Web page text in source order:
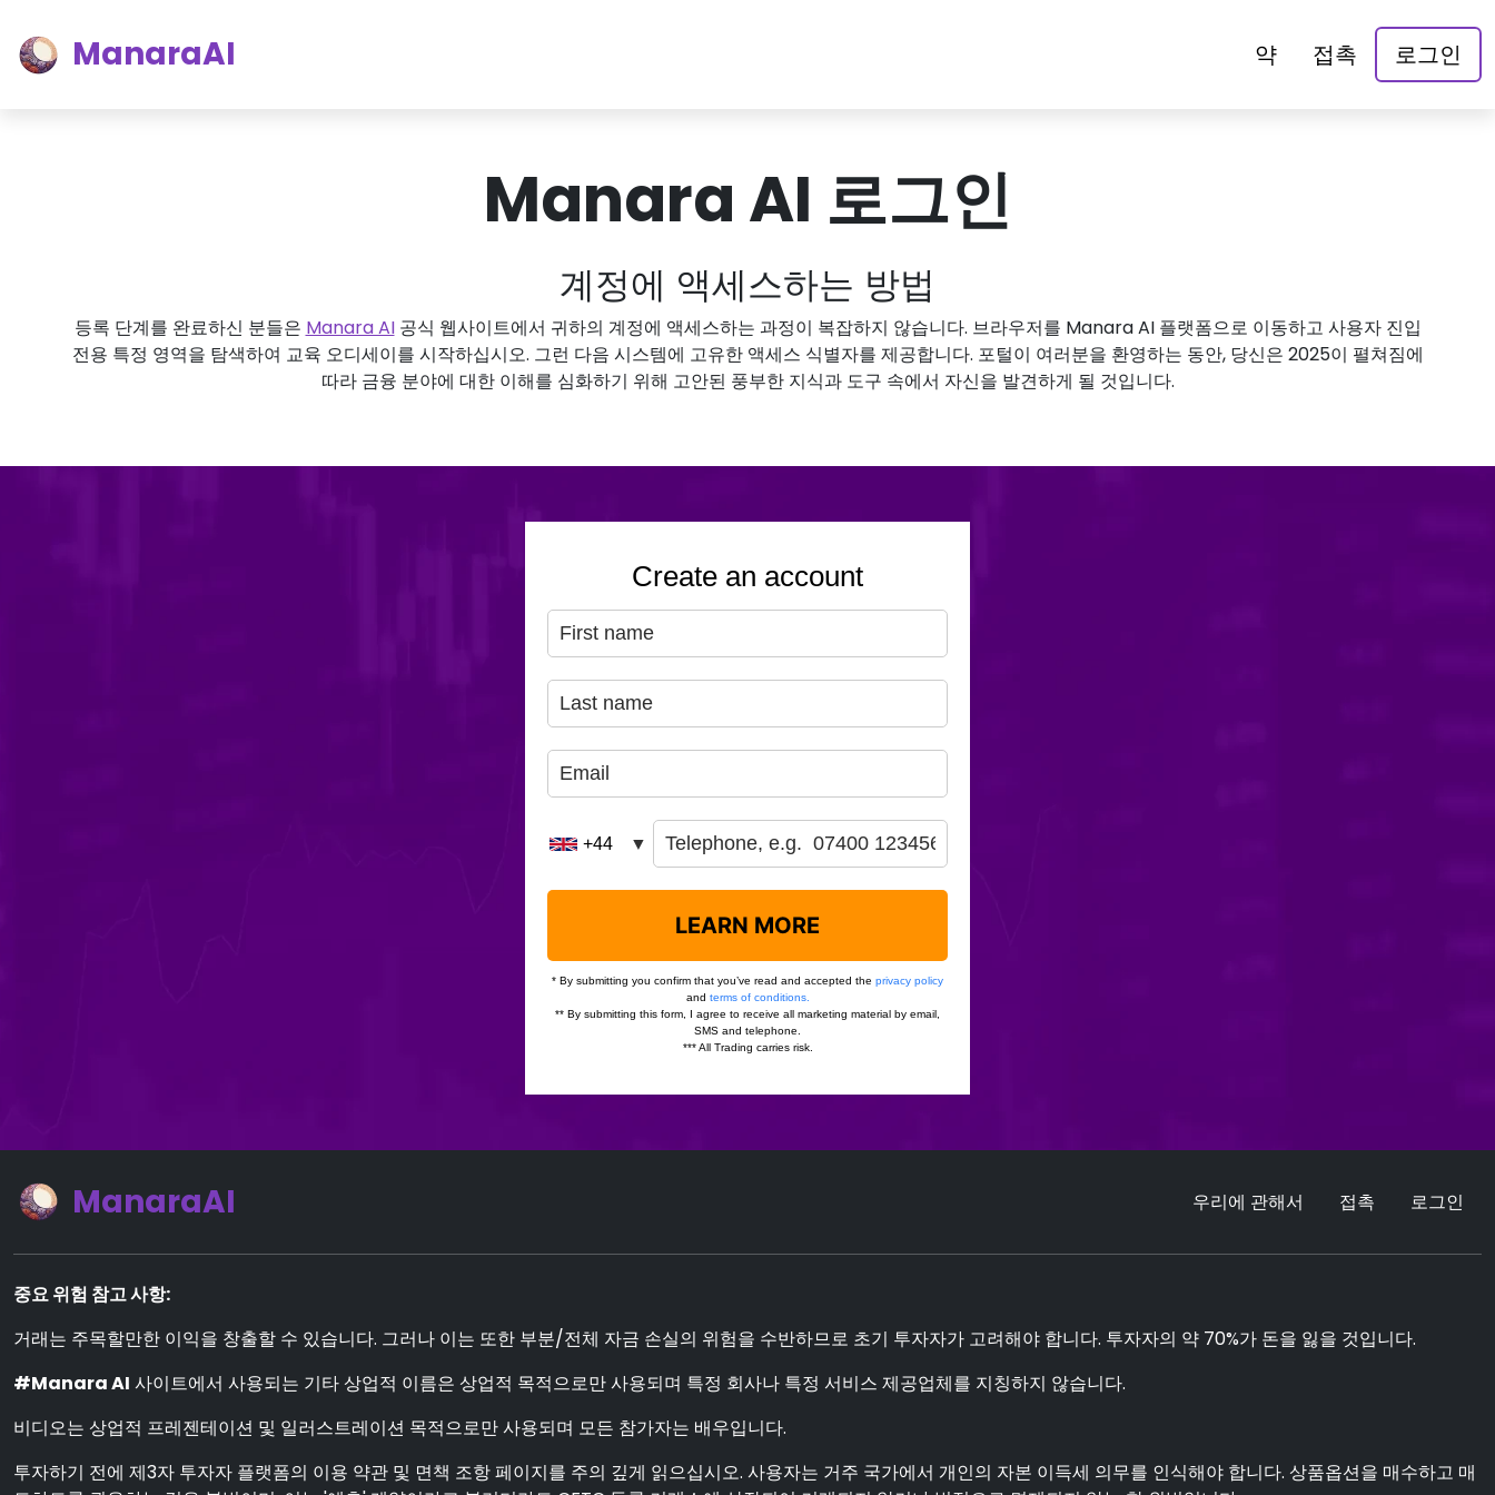
ManaraAI 약 접촉 로그인
Manara AI 로그인
계정에 액세스하는 방법
등록 단계를 완료하신 분들은 Manara AI공식 웹사이트에서 귀하의 계정에 액세스하는 과정이 복잡하지 않습니다. 브라우저를 Manara AI 플랫폼으로 이동하고 사용자 진입
전용 특정 영역을 탐색하여 교육 오디세이를 시작하십시오. 그런 다음 시스템에 고유한 액세스 식별자를 제공합니다. 포털이 여러분을 환영하는 동안, 당신은 2025이 펼쳐짐에
따라 금융 분야에 대한 이해를 심화하기 위해 고안된 풍부한 지식과 도구 속에서 자신을 발견하게 될 것입니다.
ManaraAI 우리에 관해서 접촉 로그인
중요 위험 참고 사항:
거래는 주목할만한 이익을 창출할 수 있습니다. 그러나 이는 또한 부분/전체 자금 손실의 위험을 수반하므로 초기 투자자가 고려해야 합니다. 투자자의 약 70%가 돈을 잃을 것입니다.
#Manara AI 사이트에서 사용되는 기타 상업적 이름은 상업적 목적으로만 사용되며 특정 회사나 특정 서비스 제공업체를 지칭하지 않습니다.
비디오는 상업적 프레젠테이션 및 일러스트레이션 목적으로만 사용되며 모든 참가자는 배우입니다.
투자하기 전에 제3자 투자자 플랫폼의 이용 약관 및 면책 조항 페이지를 주의 깊게 읽으십시오. 사용자는 거주 국가에서 개인의 자본 이득세 의무를 인식해야 합니다. 상품옵션을 매수하고 매